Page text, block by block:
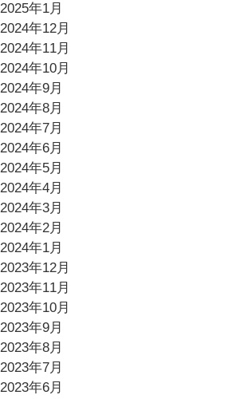
2025年1月
2024年12月
2024年11月
2024年10月
2024年9月
2024年8月
2024年7月
2024年6月
2024年5月
2024年4月
2024年3月
2024年2月
2024年1月
2023年12月
2023年11月
2023年10月
2023年9月
2023年8月
2023年7月
2023年6月